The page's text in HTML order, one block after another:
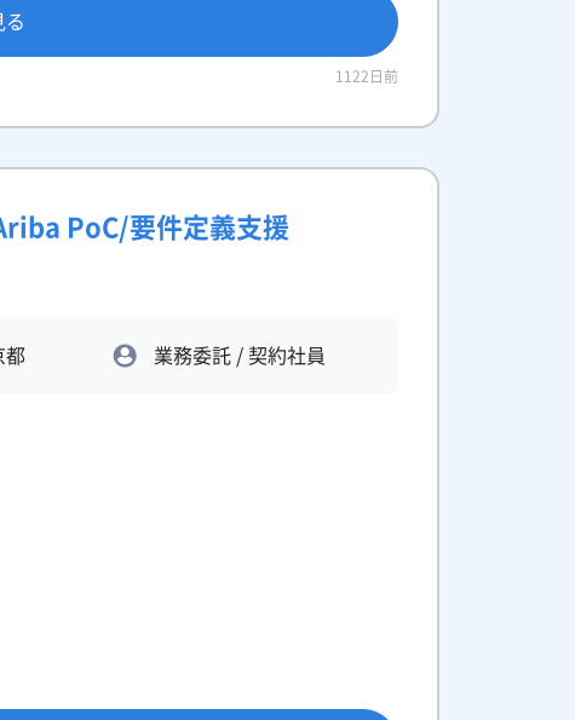
る
1122日前
PoC/要件定義支援
都 業務委託 / 契約社員